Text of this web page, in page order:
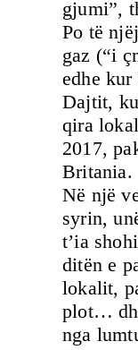
gjumi”,
Po të
gaz (“i
edhe
Dajtit,
qira
2017,
Britania.
Në një
syrin,
t’ia
ditën e
lokalit,
plot…
nga